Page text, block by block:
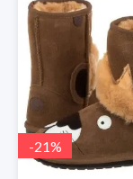
-21%